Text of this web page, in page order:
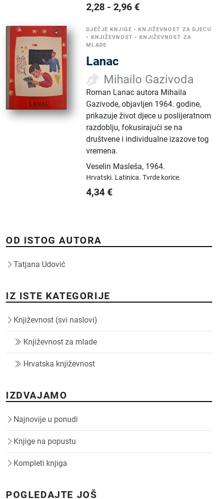
2,28 -2,96 €
DJEČJE KNJIGE •KNJIŽEVNOST ZA DJECU
• KNJIŽEVNOST •KNJIŽEVNOST ZA
MLADE
Lanac
Mihailo Gazivoda
Roman Lanac autora Mihaila
Gazivode, objavljen 1964. godine,
prikazuje život djece u poslijeratnom
razdoblju, fokusirajući se na
društvene i individualne izazove tog
vremena.
Veselin Masleša, 1964.
Hrvatski. Latinica.Tvrde korice.
4,34 €
OD ISTOG AUTORA
Tatjana Udović
IZ ISTE KATEGORIJE
Književnost (svi naslovi)
Književnost za mlade
Hrvatska književnost
IZDVAJAMO
Najnovije u ponudi
Knjige na popustu
Kompleti knjiga
POGLEDAJTE JOŠ